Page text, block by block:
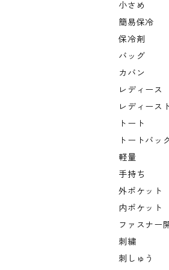
小さめ
簡易保冷
保冷剤
バッグ
カバン
レディース
レディース
トート
トートバッ
軽量
手持ち
外ポケット
内ポケット
ファスナー
刺繍
刺しゅう